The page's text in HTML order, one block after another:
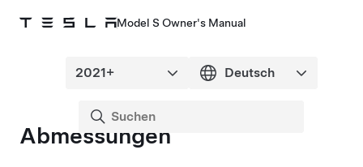
Model S Owner's Manual
Abmessungen